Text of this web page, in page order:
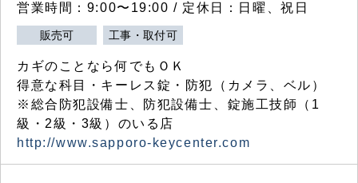
営業時間：9:00〜19:00 / 定休日：日曜、祝日
販売可 工事・取付可
カギのことなら何でもＯＫ
得意な科目・キーレス錠・防犯（カメラ、ベル）
※総合防犯設備士、防犯設備士、錠施工技師（1
級・2級・3級）のいる店
http://www.sapporo-keycenter.com